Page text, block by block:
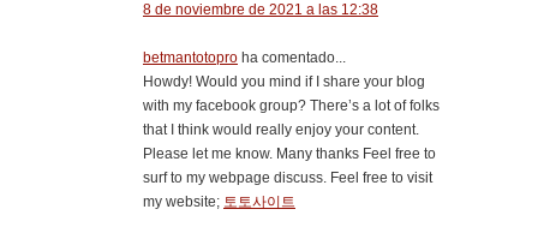
8 de noviembre de 2021 a las 12:38
betmantotopro ha comentado...
Howdy! Would you mind if I share your blog
with my facebook group? There’s a lot of folks
that I think would really enjoy your content.
Please let me know. Many thanks Feel free to
surf to my webpage discuss. Feel free to visit
my website; 토토사이트